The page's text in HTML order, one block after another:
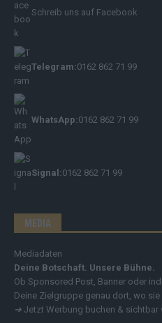
Schreib uns auf Facebook
Telegram:0162 862 71 99
WhatsApp:0162 862 71 99
Signal:0162 862 71 99
MEDIA
Mediadaten
Deine Botschaft. Unsere Bühne.
Ob Sponsored Post, Banner oder
Deine Zielgruppe genau dort, wo sie
➔ Jetzt Werbung buchen & sichtbar